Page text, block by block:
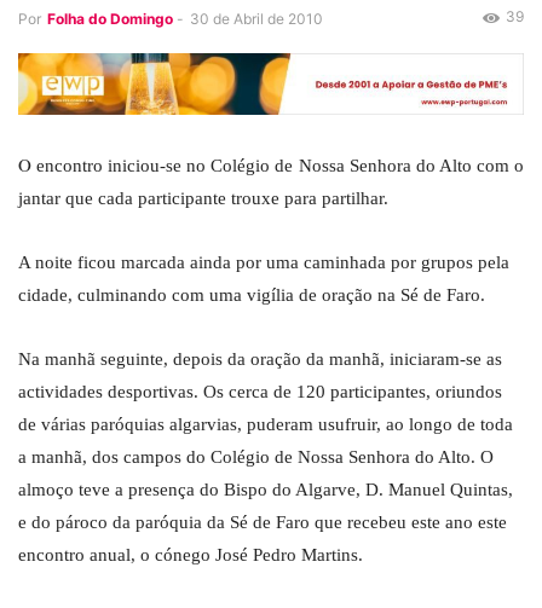
Por Folha do Domingo - 30 de Abril de 2010 39
O encontro iniciou-se no Colégio de Nossa Senhora do Alto com o
jantar que cada participante trouxe para partilhar.
A noite ficou marcada ainda por uma caminhada por grupos pela
cidade, culminando com uma vigília de oração na Sé de Faro.
Na manhã seguinte, depois da oração da manhã, iniciaram-se as
actividades desportivas. Os cerca de 120 participantes, oriundos
de várias paróquias algarvias, puderam usufruir, ao longo de toda
a manhã, dos campos do Colégio de Nossa Senhora do Alto. O
almoço teve a presença do Bispo do Algarve, D. Manuel Quintas,
e do pároco da paróquia da Sé de Faro que recebeu este ano este
encontro anual, o cónego José Pedro Martins.